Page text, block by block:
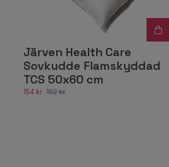
Järven Health Care
Sovkudde Flamskyddad
TCS 50x60 cm
154 kr 192 kr